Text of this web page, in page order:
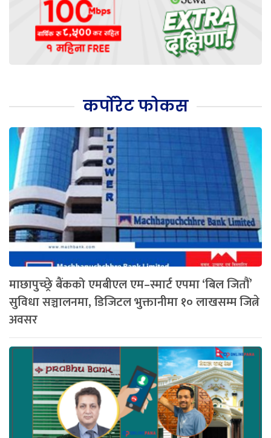
कर्पोरेट फोकस
माछापुच्छ्रे बैंकको एमबीएल एम–स्मार्ट एपमा ‘बिल जितौं’
सुविधा सञ्चालनमा, डिजिटल भुक्तानीमा १० लाखसम्म जित्ने
अवसर